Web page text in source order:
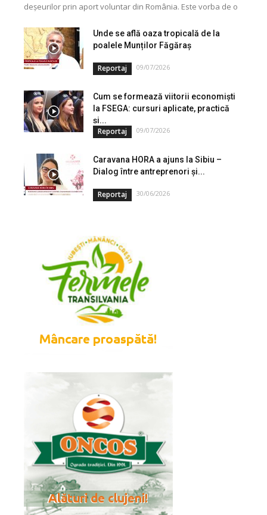
deșeurilor prin aport voluntar din România. Este vorba de o
Unde se află oaza tropicală de la
poalele Munților Făgăraș
Reportaj 09/07/2026
Cum se formează viitorii economiști
la FSEGA: cursuri aplicate, practică
și...
Reportaj 09/07/2026
Caravana HORA a ajuns la Sibiu –
Dialog între antreprenori și...
Reportaj 30/06/2026